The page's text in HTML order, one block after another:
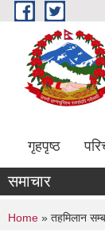
Skip to main content
गृहपृष्ठ
समाचार
You are
Home » तहमिलान